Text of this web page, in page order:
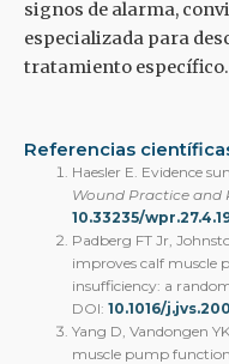
signos de alarma,
especializada para
tratamiento específico.
Referencias
Haesler E. Evidence
Wound Practice and
10.33235/
Padberg FT Jr,
improves calf muscle
insufficiency: a
DOI: 10.1016/
Yang D, Vandongen
muscle pump